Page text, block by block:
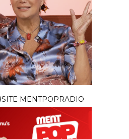
MENTPOPRADIO